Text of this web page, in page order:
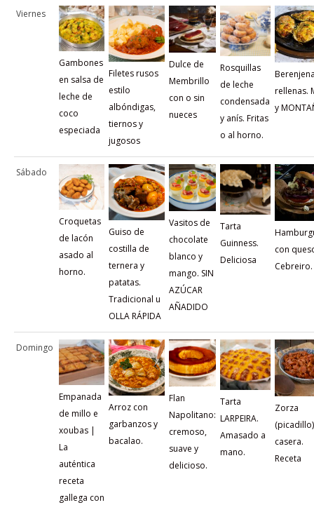
Viernes
Gambones
en salsa de
leche de
coco
especiada
Filetes rusos
estilo
albóndigas,
tiernos y
jugosos
Dulce de
Membrillo
con o sin
nueces
Rosquillas
de leche
condensada
y anís. Fritas
o al horno.
rellenas.
y
Sábado
Croquetas
de lacón
asado al
horno.
Guiso de
costilla de
ternera y
patatas.
Tradicional u
OLLA RÁPIDA
Vasitos de
chocolate
blanco y
mango. SIN
AZÚCAR
AÑADIDO
Tarta
Guinness.
Deliciosa
con
Cebreiro.
Domingo
Empanada
de millo e
xoubas |
La
auténtica
receta
gallega con
Arroz con
garbanzos y
bacalao.
Flan
Napolitano:
cremoso,
suave y
delicioso.
Tarta
LARPEIRA.
Amasado a
mano.
Zorza
(picadillo)
casera.
Receta